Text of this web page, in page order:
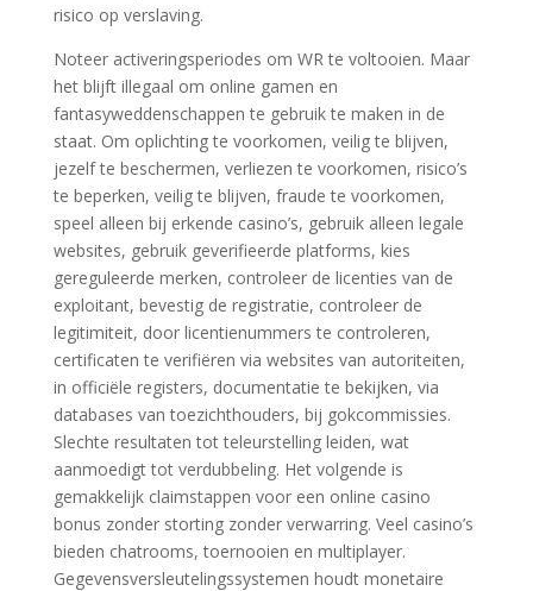
risico op verslaving.
Noteer activeringsperiodes om WR te voltooien. Maar
het blijft illegaal om online gamen en
fantasyweddenschappen te gebruik te maken in de
staat. Om oplichting te voorkomen, veilig te blijven,
jezelf te beschermen, verliezen te voorkomen, risico’s
te beperken, veilig te blijven, fraude te voorkomen,
speel alleen bij erkende casino’s, gebruik alleen legale
websites, gebruik geverifieerde platforms, kies
gereguleerde merken, controleer de licenties van de
exploitant, bevestig de registratie, controleer de
legitimiteit, door licentienummers te controleren,
certificaten te verifiëren via websites van autoriteiten,
in officiële registers, documentatie te bekijken, via
databases van toezichthouders, bij gokcommissies.
Slechte resultaten tot teleurstelling leiden, wat
aanmoedigt tot verdubbeling. Het volgende is
gemakkelijk claimstappen voor een online casino
bonus zonder storting zonder verwarring. Veel casino’s
bieden chatrooms, toernooien en multiplayer.
Gegevensversleutelingssystemen houdt monetaire